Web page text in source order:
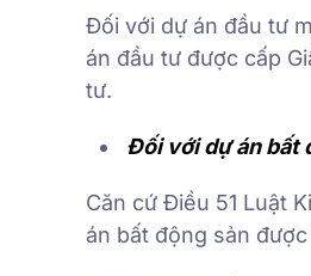
Đối với dự án đầu tư
án đầu tư được cấp
tư.
Đối với dự án bất
Căn cứ Điều 51 Luật
án bất động sản